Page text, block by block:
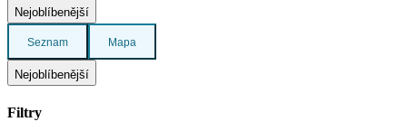
Nejoblíbenější
Seznam Mapa
Nejoblíbenější
Filtry